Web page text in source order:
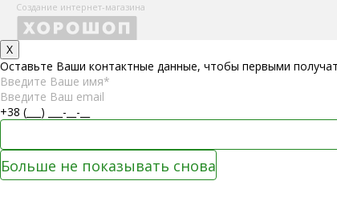
Создание интернет-магазина
X
Оставьте Ваши контактные данные, чтобы первыми
Больше не показывать снова